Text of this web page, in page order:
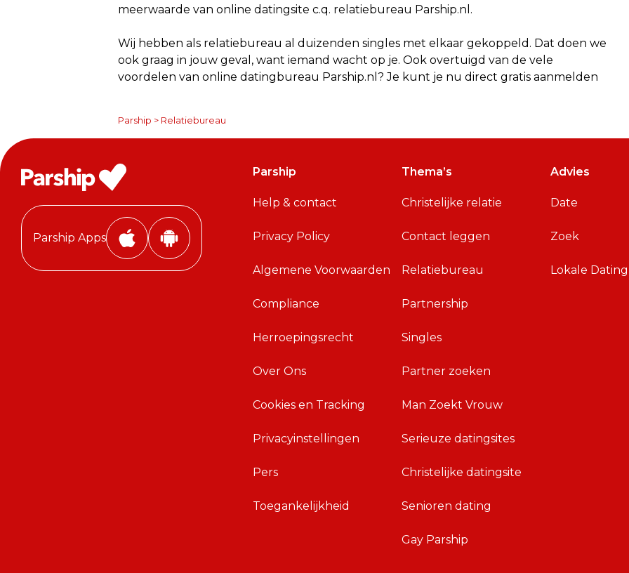
meerwaarde van online datingsite c.q. relatiebureau Parship.nl.
Wij hebben als relatiebureau al duizenden singles met elkaar gekoppeld. Dat doen we
ook graag in jouw geval, want iemand wacht op je. Ook overtuigd van de vele
voordelen van online datingbureau Parship.nl? Je kunt je nu direct gratis aanmelden
Parship > Relatiebureau
Parship Apps
i
P
A
n
Parship
Help & contact
Privacy Policy
Algemene Voorwaarden
Compliance
Herroepingsrecht
Over Ons
Cookies en Tracking
Privacyinstellingen
Pers
Toegankelijkheid
Thema’s
Christelijke relatie
Contact leggen
Relatiebureau
Partnership
Singles
Partner zoeken
Man Zoekt Vrouw
Serieuze datingsites
Christelijke datingsite
Senioren dating
Gay Parship
Advies
Date
Zoek
Lokale Dating